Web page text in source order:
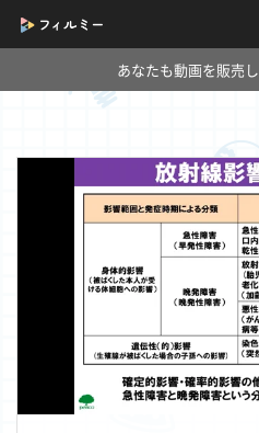
あなたも動画を販売